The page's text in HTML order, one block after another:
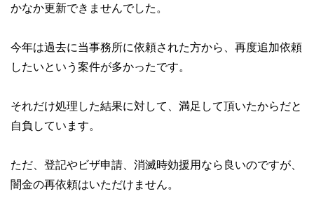
かなか更新できませんでした。
今年は過去に当事務所に依頼された方から、再度追加依頼
したいという案件が多かったです。
それだけ処理した結果に対して、満足して頂いたからだと
自負しています。
ただ、登記やビザ申請、消滅時効援用なら良いのですが、
闇金の再依頼はいただけません。